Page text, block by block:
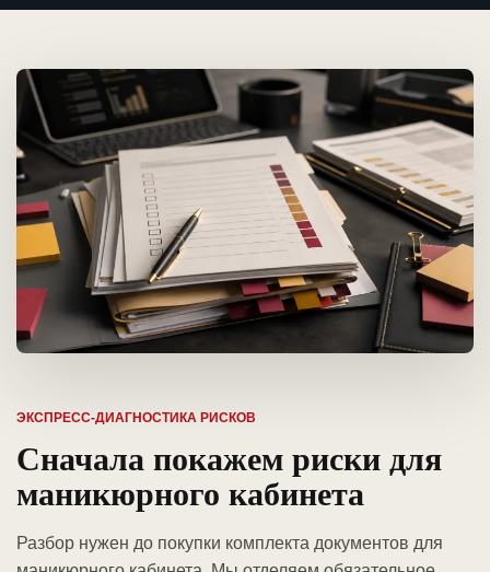
ЭКСПРЕСС-ДИАГНОСТИКА РИСКОВ
Сначала покажем риски для
маникюрного кабинета
Разбор нужен до покупки комплекта документов для